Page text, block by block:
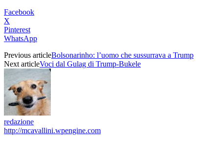
Facebook
X
Pinterest
WhatsApp
Previous articleBolsonarinho: l’uomo che sussurrava a Trump
Next articleVoci dal Gulag di Trump-Bukele
redazione
http://mcavallini.wpengine.com